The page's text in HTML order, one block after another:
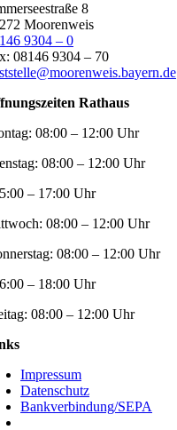
8
Moorenweis
9304 – 0
08146 9304 – 70
Rathaus
08:00 – 12:00 Uhr
08:00 – 12:00 Uhr
– 17:00 Uhr
08:00 – 12:00 Uhr
08:00 – 12:00 Uhr
– 18:00 Uhr
08:00 – 12:00 Uhr
Impressum
Datenschutz
Bankverbindung/SEPA